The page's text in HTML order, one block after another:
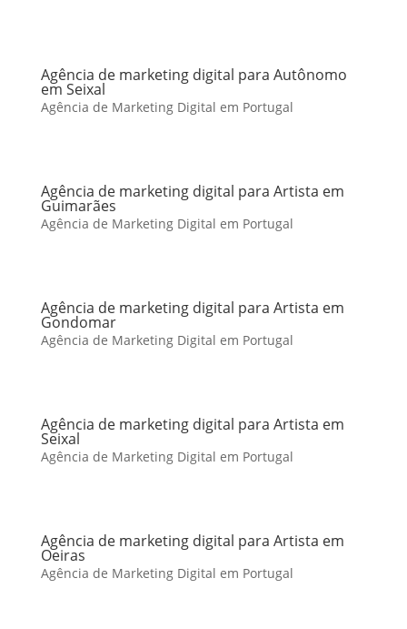
Agência de marketing digital para Autônomo
em Seixal
Agência de Marketing Digital em Portugal
Agência de marketing digital para Artista em
Guimarães
Agência de Marketing Digital em Portugal
Agência de marketing digital para Artista em
Gondomar
Agência de Marketing Digital em Portugal
Agência de marketing digital para Artista em
Seixal
Agência de Marketing Digital em Portugal
Agência de marketing digital para Artista em
Oeiras
Agência de Marketing Digital em Portugal